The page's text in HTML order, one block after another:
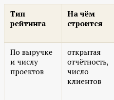
Тип
рейтинга
На чём
строится
По выручке
и числу
проектов
открытая
отчётность,
число
клиентов